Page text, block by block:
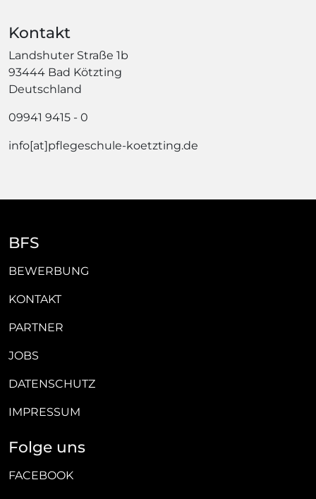
Kontakt
Landshuter Straße 1b
93444 Bad Kötzting
Deutschland
09941 9415 - 0
info[at]pflegeschule-koetzting.de
BFS
BEWERBUNG
KONTAKT
PARTNER
JOBS
DATENSCHUTZ
IMPRESSUM
Folge uns
FACEBOOK